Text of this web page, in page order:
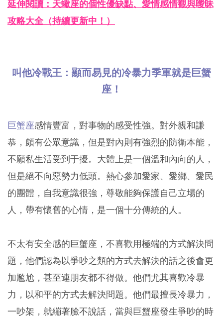
延伸閱讀：天蠍座的個性優缺點、愛情感情觀與曖昧
攻略大全（持續更新中！）
叫他冷戰王：顯而易見的冷暴力季軍就是巨蟹
座！
巨蟹座感情豐富，對事物的感受性強。對外親和謙
恭，頗有公眾意識，但是對內則有強烈的防衛本能，
不願私生活受到于擾。大體上是一個溫和內向的人，
但是絕不向惡勢力低頭。熱心參加愛家、愛鄉、愛民
的團體，自我意識很強，尊敬能夠保護自己立場的
人，帶有懷舊的心情，是一個十分傳統的人。
不太有安全感的巨蟹座，不喜歡用極端的方式解決問
題，他們認為以爭吵之類的方式去解決的話之後會更
加尷尬，甚至連朋友都不得做。他們尤其喜歡冷暴
力，以和平的方式去解決問題。他們最擅長冷暴力，
一吵架，就繃著臉不說話，當與巨蟹座發生爭吵的時